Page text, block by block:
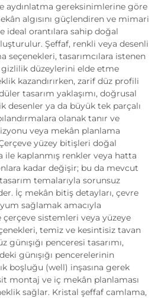
aydınlatma gereksinimlerine göre
algısını güçlendiren ve mimari
ideal orantılara sahip doğal
Şeffaf, renkli veya desenli
tasarımcılara istenen
düzeylerini elde etme
kazandırırken, zarif düz profili
tasarım yaklaşımı, doğrusal
desenler ya da büyük tek parçalı
olanak tanır ve
veya mekân planlama
yüzey bitişleri doğal
kaplanmış renkler veya hatta
kadar değişir; bu da mevcut
temalarıyla sorunsuz
İç mekân bitiş detayları, çevre
sağlamak amacıyla
sistemleri veya yüzeye
temiz ve kesintisiz tavan
penceresi tasarımı,
günışığı pencerelerinin
boşluğu (well) inşasına gerek
montaj ve iç mekân planlaması
sağlar. Kristal şeffaf camlama,